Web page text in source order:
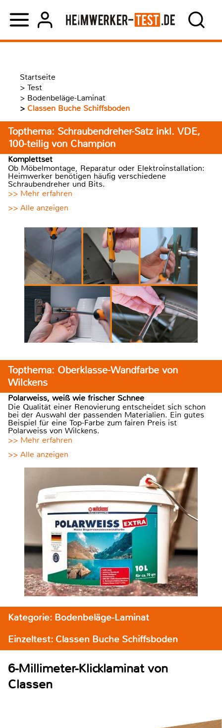
Startseite
> Test
> Bodenbeläge-Laminat
> Classen Buche Schiffsboden
Topthema: Schraubendreher-Satz inkl. VDE,
100-teilig von Champion
Komplettset
Ob Möbelmontage, Reparatur oder Elektroinstallation:
Heimwerker benötigen häufig verschiedene
Schraubendreher und Bits.
>> Mehr erfahren
>> Alle anzeigen
Topthema: Oberklasse-Wandfarbe von
Wilckens
Polarweiss, weiß wie frischer Schnee
Die Qualität einer Renovierung entscheidet sich schon
bei der Auswahl der passenden Materialien. Ein gutes
Beispiel für eine Top-Farbe zum fairen Preis ist
Polarweiss von Wilckens.
>> Mehr erfahren
>> Alle anzeigen
Kategorie: Bodenbeläge-Laminat
Einzeltest: Classen Buche Schiffsboden
6-Millimeter-Klicklaminat von
Classen